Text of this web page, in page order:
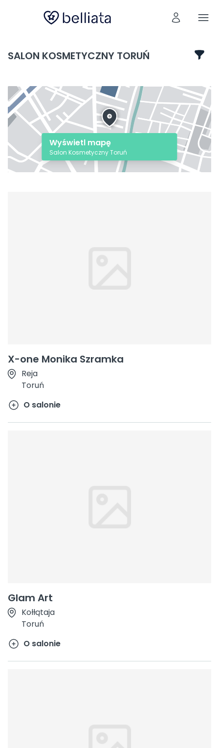
SALON KOSMETYCZNY TORUŃ
X-one Monika Szramka
Reja
Toruń
O salonie
Glam Art
Kołłątaja
Toruń
O salonie
Wyświetl mapę
Salon Kosmetyczny Toruń